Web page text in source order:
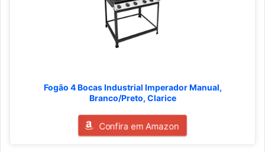
Fogão 4 Bocas Industrial Imperador Manual,
Branco/Preto, Clarice
Confira em Amazon